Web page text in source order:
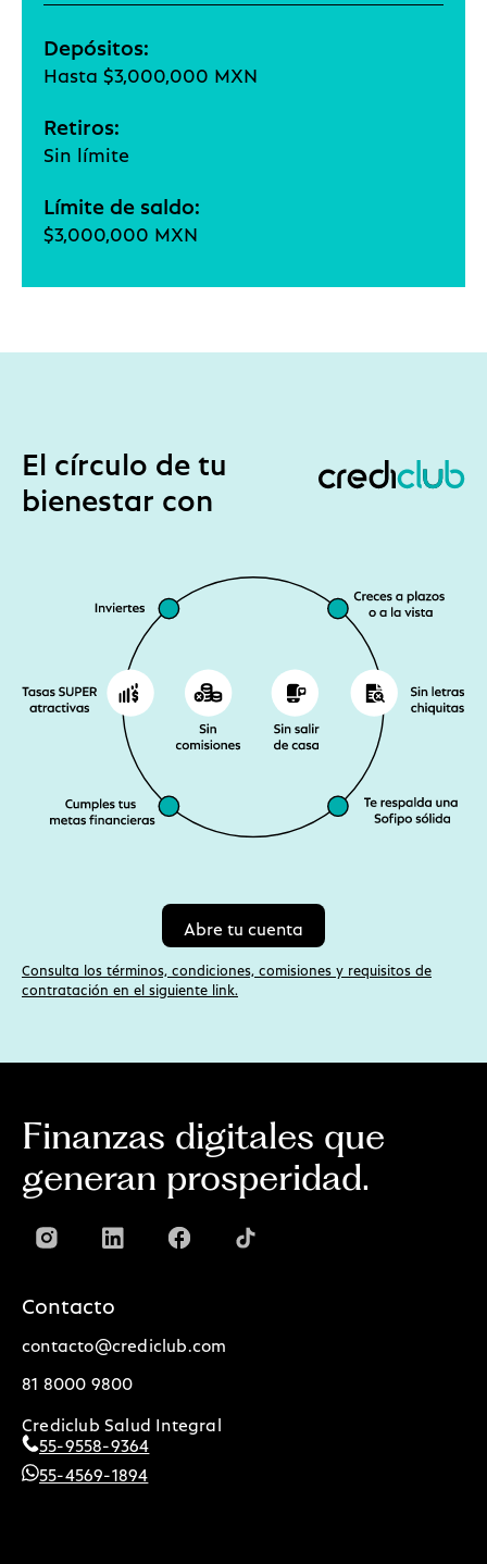
Depósitos:
Hasta $3,000,000 MXN
Retiros:
Sin límite
Límite de saldo:
$3,000,000 MXN
El círculo de tu
bienestar con
Abre tu cuenta
Consulta los términos, condiciones, comisiones y requisitos de
contratación en el siguiente link.
Finanzas digitales que
generan prosperidad.
Contacto
contacto@crediclub.com
81 8000 9800
Crediclub Salud Integral
55-9558-9364
55-4569-1894